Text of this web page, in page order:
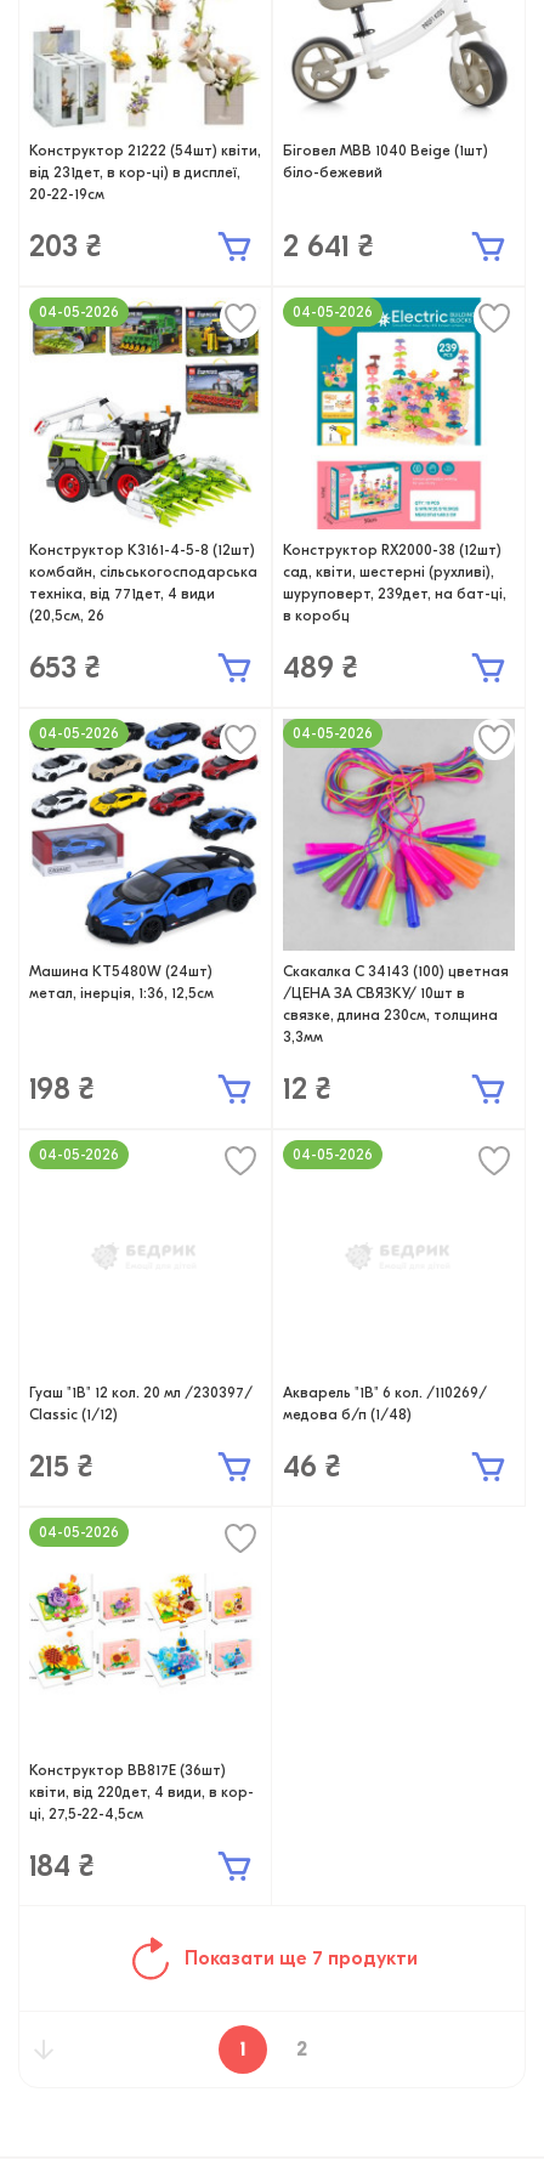
Конструктор 21222 (54шт) квіти,
від 231дет, в кор-ці) в дисплеї,
20-22-19см
203 ₴
Біговел MBB 1040 Beige (1шт)
біло-бежевий
2 641 ₴
Конструктор K3161-4-5-8 (12шт)
комбайн, сільськогосподарська
техніка, від 771дет, 4 види
(20,5см, 26
653 ₴
04-05-2026
Конструктор RX2000-38 (12шт)
сад, квіти, шестерні (рухливі),
шуруповерт, 239дет, на бат-ці,
в коробц
489 ₴
04-05-2026
Машина KT5480W (24шт)
метал, інерція, 1:36, 12,5см
198 ₴
04-05-2026
Скакалка С 34143 (100) цветная
/ЦЕНА ЗА СВЯЗКУ/ 10шт в
связке, длина 230см, толщина
3,3мм
12 ₴
04-05-2026
Гуаш "1В" 12 кол. 20 мл /230397/
Classic (1/12)
215 ₴
04-05-2026
Акварель "1В" 6 кол. /110269/
медова б/п (1/48)
46 ₴
04-05-2026
Конструктор BB817E (36шт)
квіти, від 220дет, 4 види, в кор-
ці, 27,5-22-4,5см
184 ₴
04-05-2026
Показати ще 7 продукти
1 2